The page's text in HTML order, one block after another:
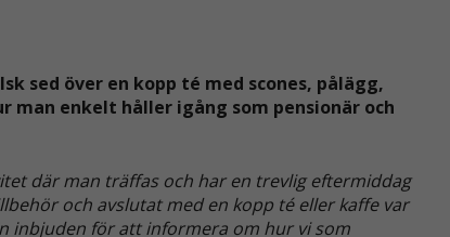
sed över en kopp té med scones, pålägg,
man enkelt håller igång som pensionär och
där man träffas och har en trevlig eftermiddag
och avslutat med en kopp té eller kaffe var
inbjuden för att informera om hur vi som